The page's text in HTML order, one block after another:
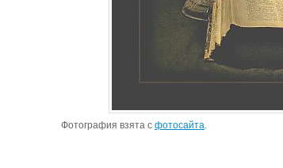
Фотография взята с фотосайта.